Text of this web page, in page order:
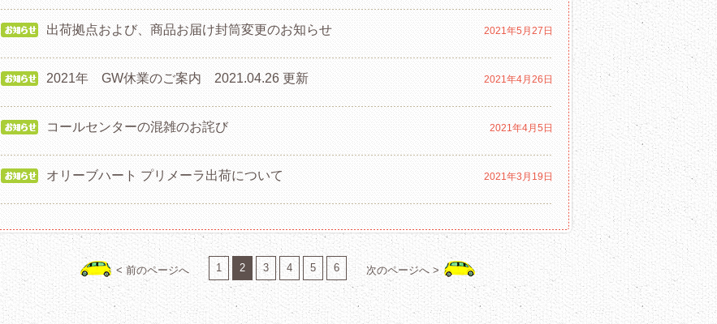
出荷拠点および、商品お届け封筒変更のお知らせ 2021年5月27日
2021年 GW休業のご案内 2021.04.26 更新 2021年4月26日
コールセンターの混雑のお詫び 2021年4月5日
オリーブハート プリメーラ出荷について 2021年3月19日
< 前のページへ 1 2 3 4 5 6 次のページへ >